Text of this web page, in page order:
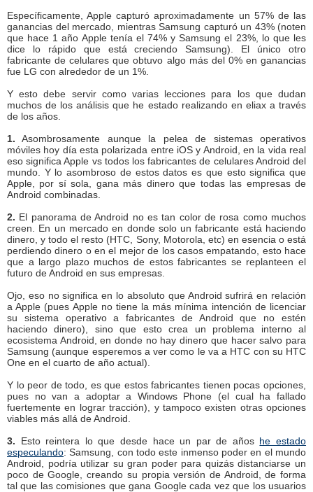
Específicamente, Apple capturó aproximadamente un 57% de las
ganancias del mercado, mientras Samsung capturó un 43% (noten
que hace 1 año Apple tenía el 74% y Samsung el 23%, lo que les
dice lo rápido que está creciendo Samsung). El único otro
fabricante de celulares que obtuvo algo más del 0% en ganancias
fue LG con alrededor de un 1%.
Y esto debe servir como varias lecciones para los que dudan
muchos de los análisis que he estado realizando en eliax a través
de los años.
1. Asombrosamente aunque la pelea de sistemas operativos
móviles hoy día esta polarizada entre iOS y Android, en la vida real
eso significa Apple vs todos los fabricantes de celulares Android del
mundo. Y lo asombroso de estos datos es que esto significa que
Apple, por sí sola, gana más dinero que todas las empresas de
Android combinadas.
2. El panorama de Android no es tan color de rosa como muchos
creen. En un mercado en donde solo un fabricante está haciendo
dinero, y todo el resto (HTC, Sony, Motorola, etc) en esencia o está
perdiendo dinero o en el mejor de los casos empatando, esto hace
que a largo plazo muchos de estos fabricantes se replanteen el
futuro de Android en sus empresas.
Ojo, eso no significa en lo absoluto que Android sufrirá en relación
a Apple (pues Apple no tiene la más mínima intención de licenciar
su sistema operativo a fabricantes de Android que no estén
haciendo dinero), sino que esto crea un problema interno al
ecosistema Android, en donde no hay dinero que hacer salvo para
Samsung (aunque esperemos a ver como le va a HTC con su HTC
One en el cuarto de año actual).
Y lo peor de todo, es que estos fabricantes tienen pocas opciones,
pues no van a adoptar a Windows Phone (el cual ha fallado
fuertemente en lograr tracción), y tampoco existen otras opciones
viables más allá de Android.
3. Esto reintera lo que desde hace un par de años he estado
especulando: Samsung, con todo este inmenso poder en el mundo
Android, podría utilizar su gran poder para quizás distanciarse un
poco de Google, creando su propia versión de Android, de forma
tal que las comisiones que gana Google cada vez que los usuarios